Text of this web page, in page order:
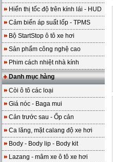
Hiển thị tốc độ trên kính lái - HUD
Cảm biến áp suất lốp - TPMS
Bộ StartStop ô tô xe hơi
Sản phẩm công nghệ cao
Phim cách nhiệt nhà kính
Danh mục hàng
Còi ô tô các loại
Giá nóc - Baga mui
Cản trước sau - Ốp cản
Ca lăng, mặt calang độ xe hơi
Body - Body lip - Body kit
Lazang - mâm xe ô tô xe hơi